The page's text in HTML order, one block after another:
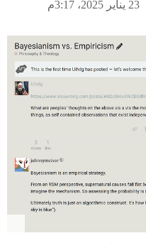
23 يناير 2025، 3:17م